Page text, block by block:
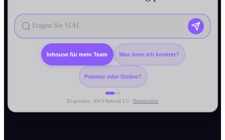
Was lerne ich konkret?
Präsenz oder Online?
Inhouse für mein Team
KI-gestützt · AWS Bedrock EU ·Datenschutz